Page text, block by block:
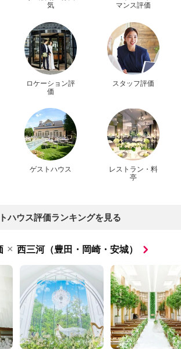
気
マンス評価
ロケーション評
価
スタッフ評価
ゲストハウス
レストラン・料
亭
ハウス評価ランキングを見る
× 西三河（豊田・岡崎・安城）